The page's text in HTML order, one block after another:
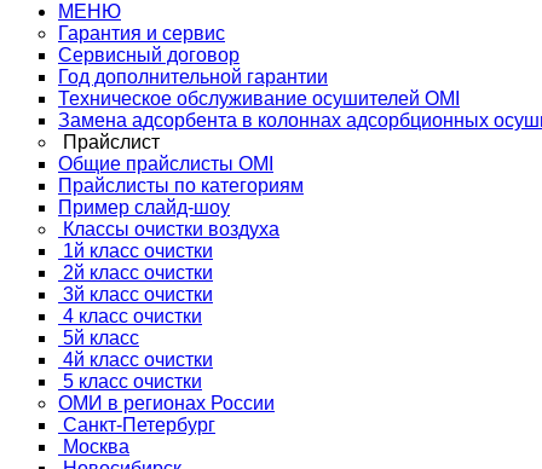
МЕНЮ
Гарантия и сервис
Сервисный договор
Год дополнительной гарантии
Техническое обслуживание осушителей OMI
Замена адсорбента в колоннах адсорбционных
Прайслист
Общие прайслисты OMI
Прайслисты по категориям
Пример слайд-шоу
Классы очистки воздуха
1й класс очистки
2й класс очистки
3й класс очистки
4 класс очистки
5й класс
4й класс очистки
5 класс очистки
ОМИ в регионах России
Санкт-Петербург
Москва